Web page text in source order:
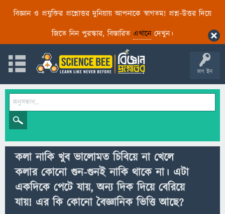
বিজ্ঞান ও প্রযুক্তির প্রশ্নোত্তর দুনিয়ায় আপনাকে স্বাগতম! প্রশ্ন-উত্তর দিয়ে
জিতে নিন পুরস্কার, বিস্তারিত এখানেদেখুন।
লগ ইন
কলা নাকি খুব ভালোমত চিবিয়ে না খেলে
কলার কোনো গুন-গুনই নাকি থাকে না। এটা
একদিকে পেটে যায়, অন্য দিক দিয়ে বেরিয়ে
যায়! এর কি কোনো বৈজ্ঞানিক ভিত্তি আছে?